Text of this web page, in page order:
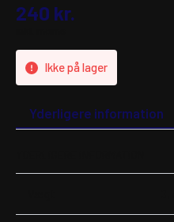
240 kr.
Ikke på lager
Yderligere information